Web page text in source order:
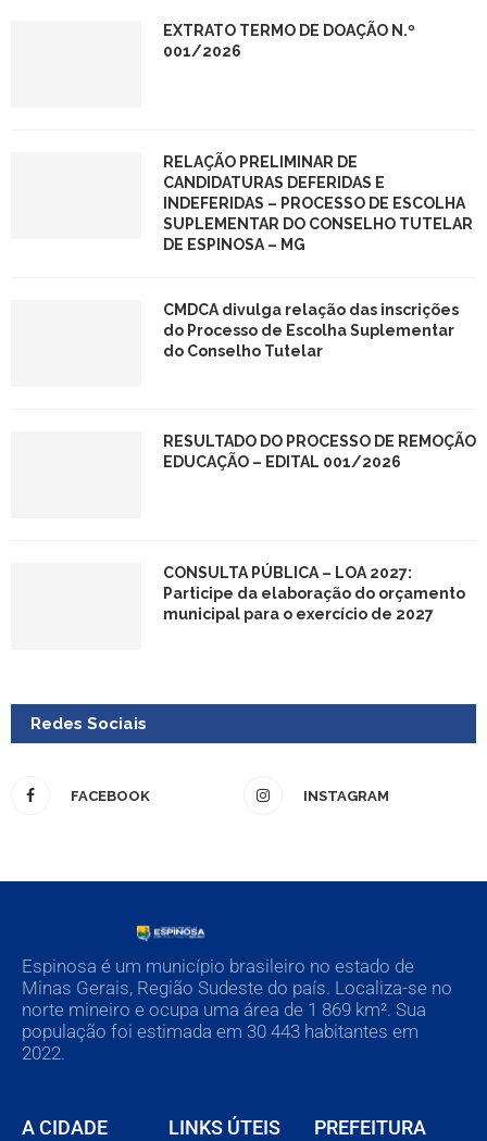
EXTRATO TERMO DE DOAÇÃO N.º
001/2026
RELAÇÃO PRELIMINAR DE
CANDIDATURAS DEFERIDAS E
INDEFERIDAS – PROCESSO DE ESCOLHA
SUPLEMENTAR DO CONSELHO TUTELAR
DE ESPINOSA – MG
CMDCA divulga relação das inscrições
do Processo de Escolha Suplementar
do Conselho Tutelar
RESULTADO DO PROCESSO DE REMOÇÃO
EDUCAÇÃO – EDITAL 001/2026
CONSULTA PÚBLICA – LOA 2027:
Participe da elaboração do orçamento
municipal para o exercício de 2027
Redes Sociais
FACEBOOK INSTAGRAM
Espinosa é um município brasileiro no estado de
Minas Gerais, Região Sudeste do país. Localiza-se no
norte mineiro e ocupa uma área de 1 869 km². Sua
população foi estimada em 30 443 habitantes em
2022.
A CIDADE LINKS ÚTEIS PREFEITURA